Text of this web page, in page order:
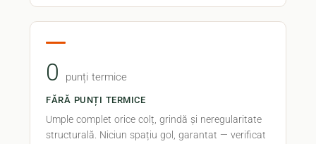
0 punți termice
FĂRĂ PUNȚI TERMICE
Umple complet orice colț, grindă și neregularitate
structurală. Niciun spațiu gol, garantat — verificat